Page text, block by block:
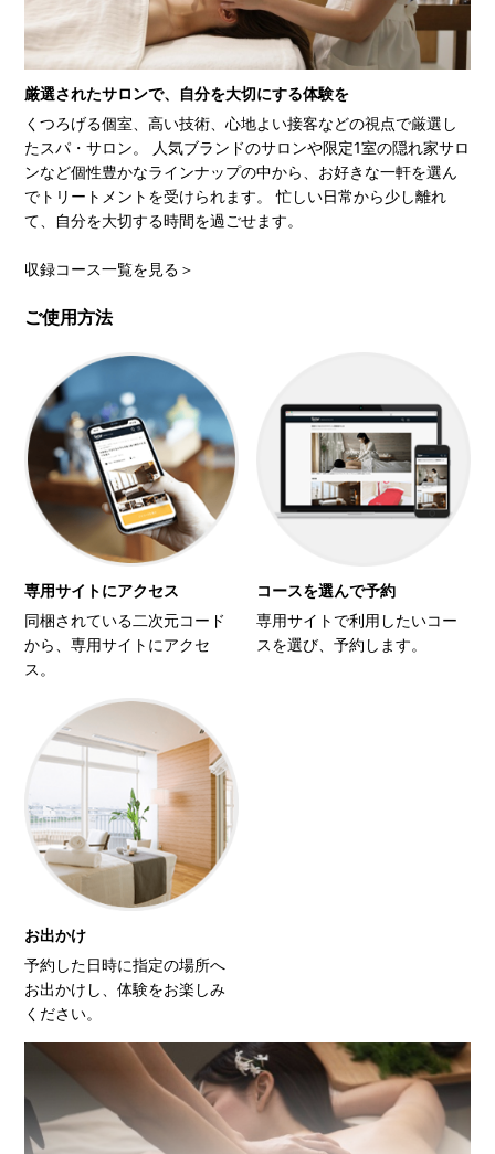
厳選されたサロンで、自分を大切にする体験を
くつろげる個室、高い技術、心地よい接客などの視点で厳選し
たスパ・サロン。 人気ブランドのサロンや限定1室の隠れ家サロ
ンなど個性豊かなラインナップの中から、お好きな一軒を選ん
でトリートメントを受けられます。 忙しい日常から少し離れ
て、自分を大切する時間を過ごせます。
収録コース一覧を見る＞
ご使用方法
専用サイトにアクセス
同梱されている二次元コード
から、専用サイトにアクセ
ス。
コースを選んで予約
専用サイトで利用したいコー
スを選び、予約します。
お出かけ
予約した日時に指定の場所へ
お出かけし、体験をお楽しみ
ください。